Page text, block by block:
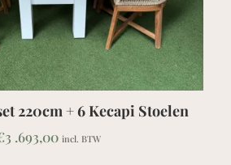
220cm + 6 Kecapi Stoelen
3 .693,00 incl. BTW